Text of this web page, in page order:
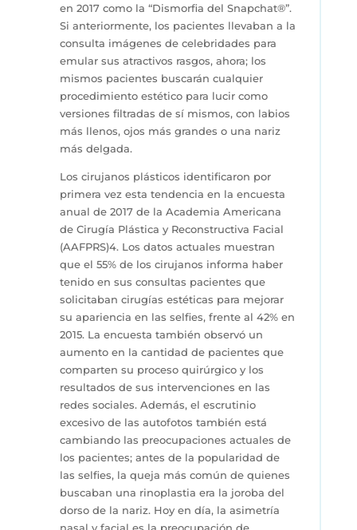
en 2017 como la “Dismorfia del Snapchat®”.
Si anteriormente, los pacientes llevaban a la
consulta imágenes de celebridades para
emular sus atractivos rasgos, ahora; los
mismos pacientes buscarán cualquier
procedimiento estético para lucir como
versiones filtradas de sí mismos, con labios
más llenos, ojos más grandes o una nariz
más delgada.
Los cirujanos plásticos identificaron por
primera vez esta tendencia en la encuesta
anual de 2017 de la Academia Americana
de Cirugía Plástica y Reconstructiva Facial
(AAFPRS)4. Los datos actuales muestran
que el 55% de los cirujanos informa haber
tenido en sus consultas pacientes que
solicitaban cirugías estéticas para mejorar
su apariencia en las selfies, frente al 42% en
2015. La encuesta también observó un
aumento en la cantidad de pacientes que
comparten su proceso quirúrgico y los
resultados de sus intervenciones en las
redes sociales. Además, el escrutinio
excesivo de las autofotos también está
cambiando las preocupaciones actuales de
los pacientes; antes de la popularidad de
las selfies, la queja más común de quienes
buscaban una rinoplastia era la joroba del
dorso de la nariz. Hoy en día, la asimetría